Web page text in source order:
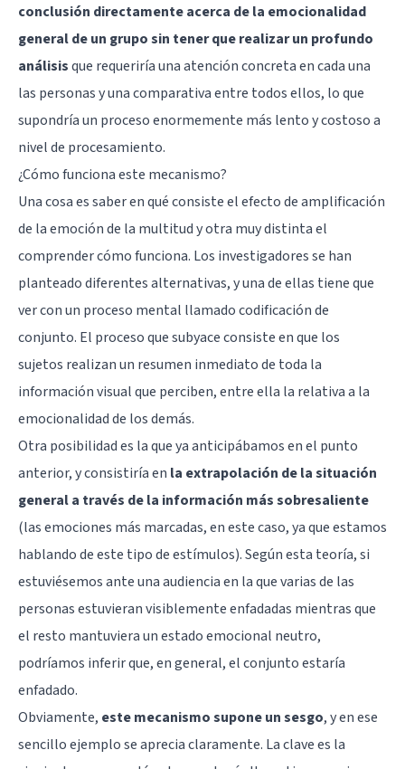
conclusión directamente acerca de la emocionalidad
general de un grupo sin tener que realizar un profundo
análisisque requeriría una atención concreta en cada una
las personas y una comparativa entre todos ellos, lo que
supondría un proceso enormemente más lento y costoso a
nivel de procesamiento.
¿Cómo funciona este mecanismo?
Una cosa es saber en qué consiste el efecto de amplificación
de la emoción de la multitud y otra muy distinta el
comprender cómo funciona. Los investigadores se han
planteado diferentes alternativas, y una de ellas tiene que
ver con un proceso mental llamado codificación de
conjunto. El proceso que subyace consiste en que los
sujetos realizan un resumen inmediato de toda la
información visual que perciben, entre ella la relativa a la
emocionalidad de los demás.
Otra posibilidad es la que ya anticipábamos en el punto
anterior, y consistiría en la extrapolación de la situación
general a través de la información más sobresaliente
(las emociones más marcadas, en este caso, ya que estamos
hablando de este tipo de estímulos). Según esta teoría, si
estuviésemos ante una audiencia en la que varias de las
personas estuvieran visiblemente enfadadas mientras que
el resto mantuviera un estado emocional neutro,
podríamos inferir que, en general, el conjunto estaría
enfadado.
Obviamente, este mecanismo supone un sesgo, y en ese
sencillo ejemplo se aprecia claramente. La clave es la